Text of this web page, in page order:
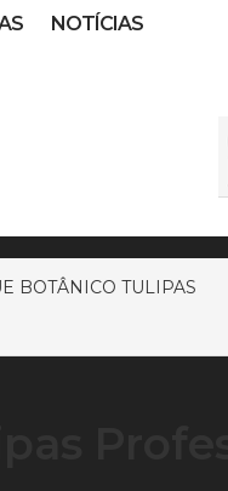
NOTÍCIAS
BOTÂNICO TULIPAS